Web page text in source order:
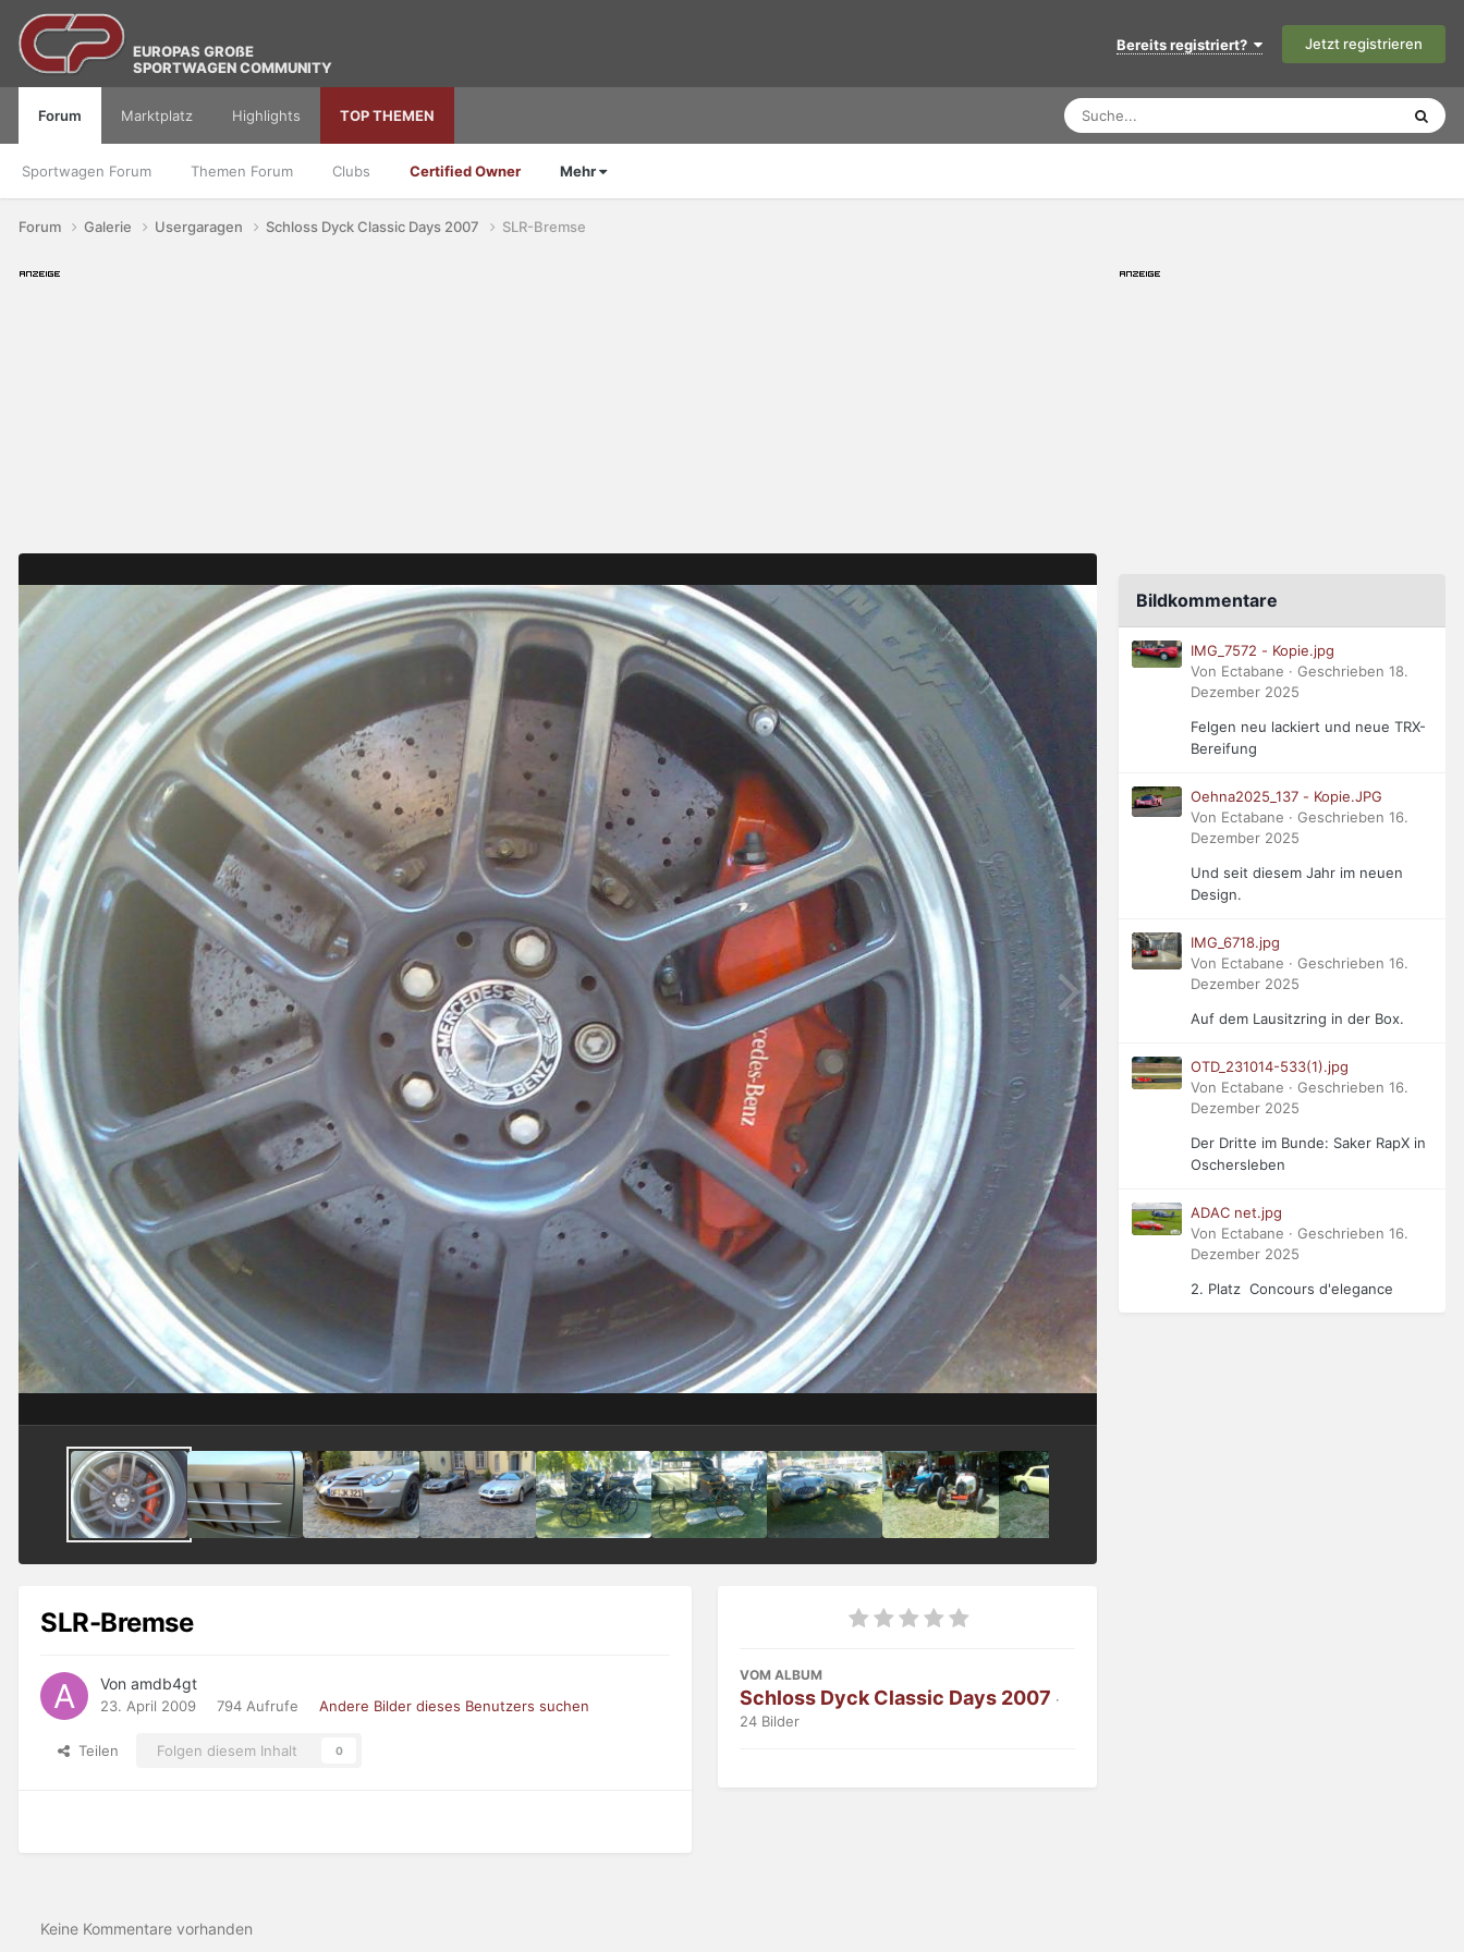
EUROPAS GROßE
SPORTWAGEN COMMUNITY
Bereits registriert? Jetzt registrieren
Forum
Sportwagen Forum Themen Forum Clubs Certified Owner Mehr
Marktplatz Highlights TOP THEMEN
Forum Galerie Usergaragen Schloss Dyck Classic Days 2007 SLR-Bremse
SLR-Bremse
Von amdb4gt
23. April 2009 794 Aufrufe Andere Bilder dieses Benutzers suchen
Teilen Folgen diesem Inhalt 0
VOM ALBUM
Schloss Dyck Classic Days 2007 ·
24 Bilder
Keine Kommentare vorhanden
Bildkommentare
IMG_7572 - Kopie.jpg
Von Ectabane · Geschrieben 18.
Dezember 2025
Felgen neu lackiert und neue TRX-
Bereifung
Oehna2025_137 - Kopie.JPG
Von Ectabane · Geschrieben 16.
Dezember 2025
Und seit diesem Jahr im neuen
Design.
IMG_6718.jpg
Von Ectabane · Geschrieben 16.
Dezember 2025
Auf dem Lausitzring in der Box.
OTD_231014-533(1).jpg
Von Ectabane · Geschrieben 16.
Dezember 2025
Der Dritte im Bunde: Saker RapX in
Oschersleben
ADAC net.jpg
Von Ectabane · Geschrieben 16.
Dezember 2025
2. Platz Concours d'elegance